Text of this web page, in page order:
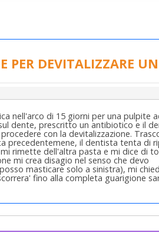
PER DEVITALIZZARE UN
nell'arco di 15 giorni per una pulpite
dente, prescritto un antibiotico e il
con la devitalizzazione.
precedentemene, il dentista tenta di
rimette dell'altra pasta e mi dice di
mi crea disagio nel senso che devo
masticare solo a sinistra), mi
fino alla completa guarigione